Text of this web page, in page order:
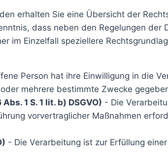
erhalten Sie eine Übersicht der
dass neben den Regelungen der
im Einzelfall speziellere
Person hat ihre Einwilligung in die
mehrere bestimmte Zwecke
1 S. 1 lit. b) DSGVO) - Die
vorvertraglicher Maßnahmen
- Die Verarbeitung ist zur Erfüllung